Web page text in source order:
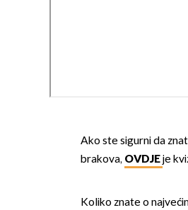
Ako ste sigurni da
brakova, OVDJEje
Koliko znate o